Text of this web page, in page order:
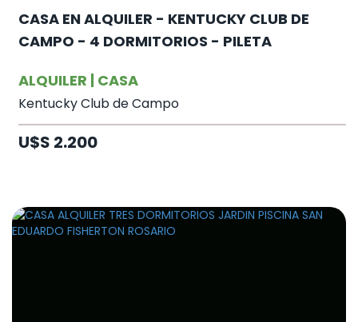
CASA EN ALQUILER - KENTUCKY CLUB DE
CAMPO - 4 DORMITORIOS - PILETA
ALQUILER | CASA
Kentucky Club de Campo
U$S 2.200